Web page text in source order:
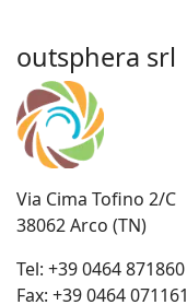
outsphera srl
Via Cima Tofino 2/C
38062 Arco (TN)
Tel: +39 0464 871860
Fax: +39 0464 071161